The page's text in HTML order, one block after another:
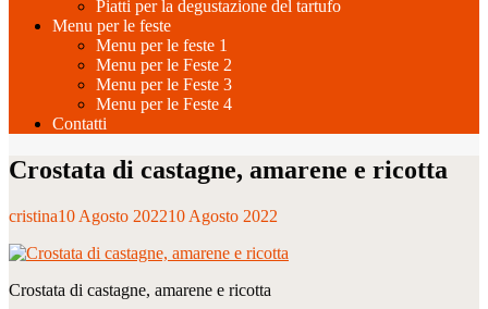
Piatti per la degustazione del tartufo
Menu per le feste
Menu per le feste 1
Menu per le Feste 2
Menu per le Feste 3
Menu per le Feste 4
Contatti
Crostata di castagne, amarene e ricotta
cristina10 Agosto 202210 Agosto 2022
Crostata di castagne, amarene e ricotta